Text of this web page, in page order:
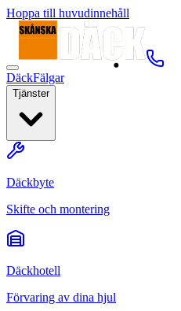
Hoppa till huvudinnehåll
DäckFälgar
Tjänster
Däckbyte
Skifte och montering
Däckhotell
Förvaring av dina hjul